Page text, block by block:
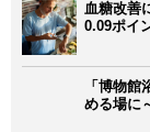
血糖改善
0.09ポイ
「博物
める場に